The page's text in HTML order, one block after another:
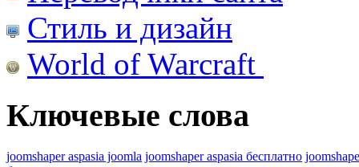
Стиль и дизайн
World of Warcraft
Ключевые слова
joomshaper aspasia joomla joomshaper aspasia бесплатно